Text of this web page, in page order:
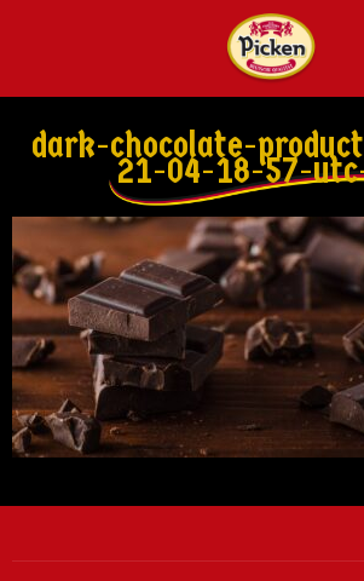
dark-chocolate-
21-04-18-57-